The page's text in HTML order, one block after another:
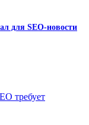
для SEO-новости